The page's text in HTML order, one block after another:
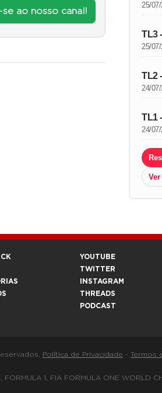
ao nosso canal!
25/
TL3
25/
TL2
24/
TL1
24/
YOUTUBE
TWITTER
INSTAGRAM
THREADS
PODCAST
Política de Privacidade - Termos
1, FIA FORMULA ONE WORLD